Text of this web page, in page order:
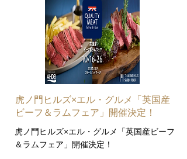
虎ノ門ヒルズ×エル・グルメ「英国産
ビーフ＆ラムフェア」開催決定！
虎ノ門ヒルズ×エル・グルメ「英国産ビーフ
＆ラムフェア」開催決定！